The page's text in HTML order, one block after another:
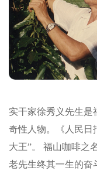
实干家徐秀义先生是
奇性人物。《人民日
大王”。 福山咖啡之
老先生终其一生的奋